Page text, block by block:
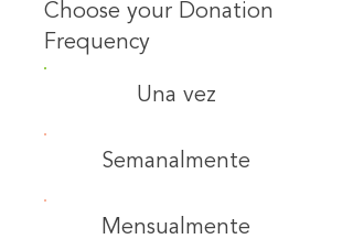
Choose your Donation
Frequency
Una vez
Semanalmente
Mensualmente